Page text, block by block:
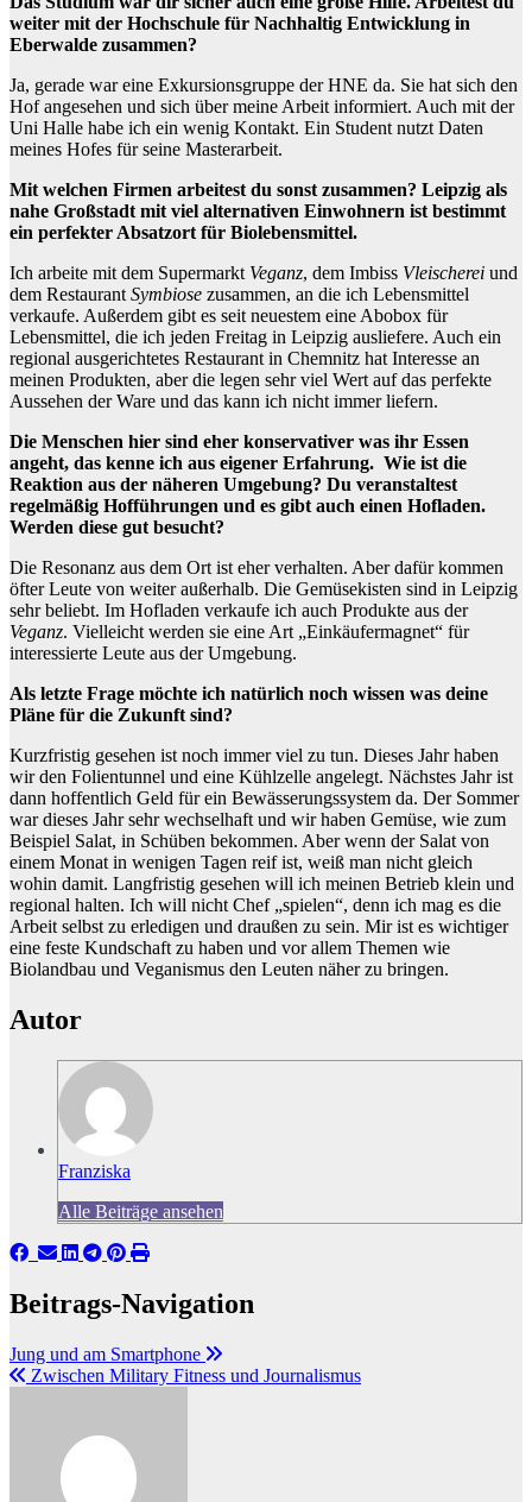
weiter mit der Hochschule für Nachhaltig Entwicklung in
Eberwalde zusammen?
Ja, gerade war eine Exkursionsgruppe der HNE da. Sie hat sich den
Hof angesehen und sich über meine Arbeit informiert. Auch mit der
Uni Halle habe ich ein wenig Kontakt. Ein Student nutzt Daten
meines Hofes für seine Masterarbeit.
Mit welchen Firmen arbeitest du sonst zusammen? Leipzig als
nahe Großstadt mit viel alternativen Einwohnern ist bestimmt
ein perfekter Absatzort für Biolebensmittel.
Ich arbeite mit dem Supermarkt Veganz, dem Imbiss Vleischerei und
dem RestaurantSymbiose zusammen, an die ich Lebensmittel
verkaufe. Außerdem gibt es seit neuestem eine Abobox für
Lebensmittel, die ich jeden Freitag in Leipzig ausliefere. Auch ein
regional ausgerichtetes Restaurant in Chemnitz hat Interesse an
meinen Produkten, aber die legen sehr viel Wert auf das perfekte
Aussehen der Ware und das kann ich nicht immer liefern.
Die Menschen hier sind eher konservativer was ihr Essen
angeht, das kenne ich aus eigener Erfahrung. Wie ist die
Reaktion aus der näheren Umgebung? Du veranstaltest
regelmäßig Hofführungen und es gibt auch einen Hofladen.
Werden diese gut besucht?
Die Resonanz aus dem Ort ist eher verhalten. Aber dafür kommen
öfter Leute von weiter außerhalb. Die Gemüsekisten sind in Leipzig
sehr beliebt. Im Hofladen verkaufe ich auch Produkte aus der
Veganz. Vielleicht werden sie eine Art „Einkäufermagnet“ für
interessierte Leute aus der Umgebung.
Als letzte Frage möchte ich natürlich noch wissen was deine
Pläne für die Zukunft sind?
Kurzfristig gesehen ist noch immer viel zu tun. Dieses Jahr haben
wir den Folientunnel und eine Kühlzelle angelegt. Nächstes Jahr ist
dann hoffentlich Geld für ein Bewässerungssystem da. Der Sommer
war dieses Jahr sehr wechselhaft und wir haben Gemüse, wie zum
Beispiel Salat, in Schüben bekommen. Aber wenn der Salat von
einem Monat in wenigen Tagen reif ist, weiß man nicht gleich
wohin damit. Langfristig gesehen will ich meinen Betrieb klein und
regional halten. Ich will nicht Chef „spielen“, denn ich mag es die
Arbeit selbst zu erledigen und draußen zu sein. Mir ist es wichtiger
eine feste Kundschaft zu haben und vor allem Themen wie
Biolandbau und Veganismus den Leuten näher zu bringen.
Autor
Franziska
Alle Beiträge ansehen
Beitrags-Navigation
Jung und am Smartphone
Zwischen Military Fitness und Journalismus